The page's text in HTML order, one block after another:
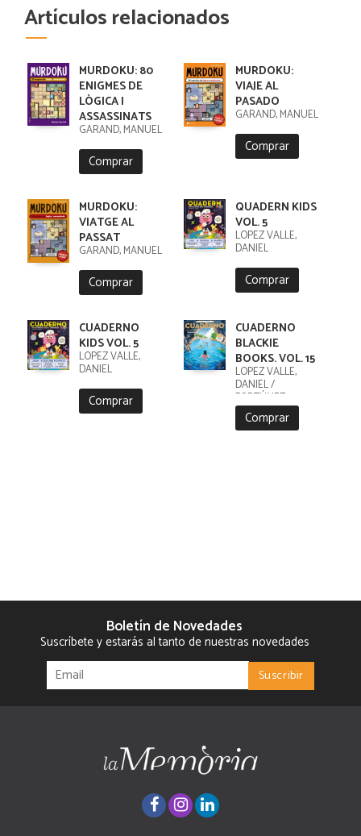
Artículos relacionados
MURDOKU: 80
ENIGMES DE
LÒGICA I
ASSASSINATS
GARAND, MANUEL
Comprar
MURDOKU:
VIAJE AL
PASADO
GARAND, MANUEL
Comprar
MURDOKU:
VIATGE AL
PASSAT
GARAND, MANUEL
Comprar
QUADERN KIDS
VOL. 5
LÓPEZ VALLE,
DANIEL
Comprar
CUADERNO
KIDS VOL. 5
LÓPEZ VALLE,
DANIEL
Comprar
CUADERNO
BLACKIE
BOOKS. VOL. 15
LÓPEZ VALLE,
DANIEL /
FORTÚNEZ,
CRISTOBAL
Comprar
Boletín de Novedades
Suscríbete y estarás al tanto de nuestras novedades